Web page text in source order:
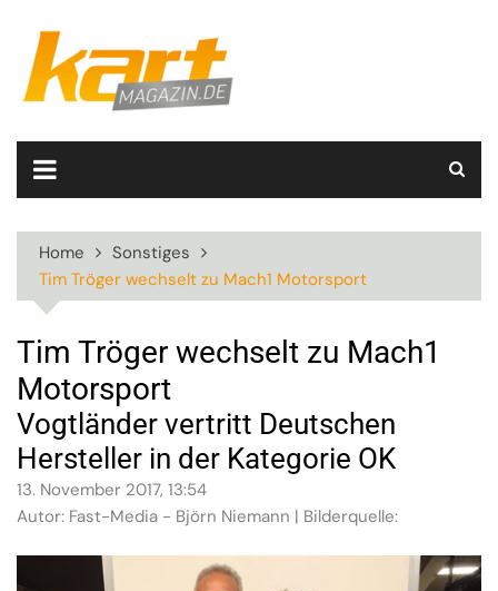
content
Home
Sonstiges
Tim Tröger wechselt zu Mach1 Motorsport
Tim Tröger wechselt zu Mach1
Motorsport
Vogtländer vertritt Deutschen
Hersteller in der Kategorie OK
13. November 2017, 13:54
Autor: Fast-Media - Björn Niemann | Bilderquelle: